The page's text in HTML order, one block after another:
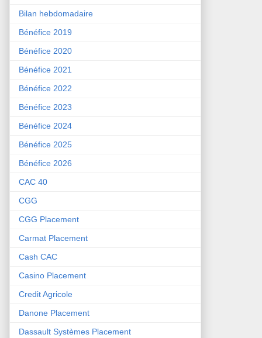
Bilan hebdomadaire
Bénéfice 2019
Bénéfice 2020
Bénéfice 2021
Bénéfice 2022
Bénéfice 2023
Bénéfice 2024
Bénéfice 2025
Bénéfice 2026
CAC 40
CGG
CGG Placement
Carmat Placement
Cash CAC
Casino Placement
Credit Agricole
Danone Placement
Dassault Systèmes Placement